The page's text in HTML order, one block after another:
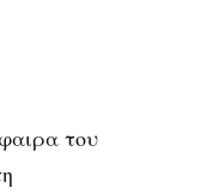
του